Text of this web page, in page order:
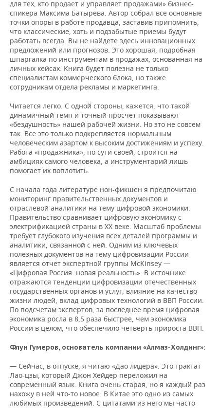
ФИГУРНОЕ КАТАНИЕ
ВОДНЫЕ ВИДЫ СПОРТА
ХОККЕЙ С МЯЧОМ
МЕДИЦИНА
ОБРАЗОВАНИЕ
ПРОИСШЕСТВИЯ
для тех, кто продает и управляет продажами» бизнес-
спикера Максима Батырева. Автор собрал все основные
точки опоры в работе продавца, заставив припомнить,
что классические, хоть и подзабытые приемы будут
работать всегда. Вы не найдете здесь инновационных
предложений или прогнозов. Это хорошая, подробная
шпаргалка по инструментам в продажах, основанная на
личных кейсах. Книга будет полезна не только
специалистам коммерческого блока, но также
сотрудникам отдела рекламы и маркетинга.
Читается легко. С одной стороны, кажется, что такой
динамичный темп и точный просчет показывают
«бездушность» нашей рабочей жизни. Но это не совсем
так. Все это только подкрепляется нормальным
человеческим азартом к высоким достижениям и успеху.
Работа «продажника», по сути своей, строится на
амбициях самого человека, а инструментарий лишь
помогает их воплотить.
С начала года литературе нон-фикшен я предпочитаю
мониторинг правительственных документов и
отраслевой аналитики на тему цифровой экономики.
Правительство сравнивает цифровую экономику с
электрификацией страны в XX веке. Масштаб проблемы
требует глубокого изучения всех деталей программы и
аналитики, связанной с ней. Одним из ключевых
полезных документов на тему цифровизации России
является отчет экспертной группы McKinsey —
«Цифровая Россия: новая реальность». В источнике
отражаются тенденции цифровизации отечественных
государственных органов и услуг, влияние на качество
жизни людей, вклад цифровых технологий в ВВП России.
По подсчетам экспертов, за последнее время цифровая
экономика росла в 8,5 раза быстрее, чем экономика
России в целом, что обеспечило четверть прироста ВВП.
Флун Гумеров, основатель компании «Алмаз-Холдинг»:
— Сейчас, в отпуске, я читаю «Дао лидера». Это трактат
Лао-цзы, который Джон Хейдер переложил на
современный язык. Книга очень старая, но я каждый раз
нахожу в ней что-то новое. В Китае это одно из самых
любимых произведений. С цитатами из него мы часто